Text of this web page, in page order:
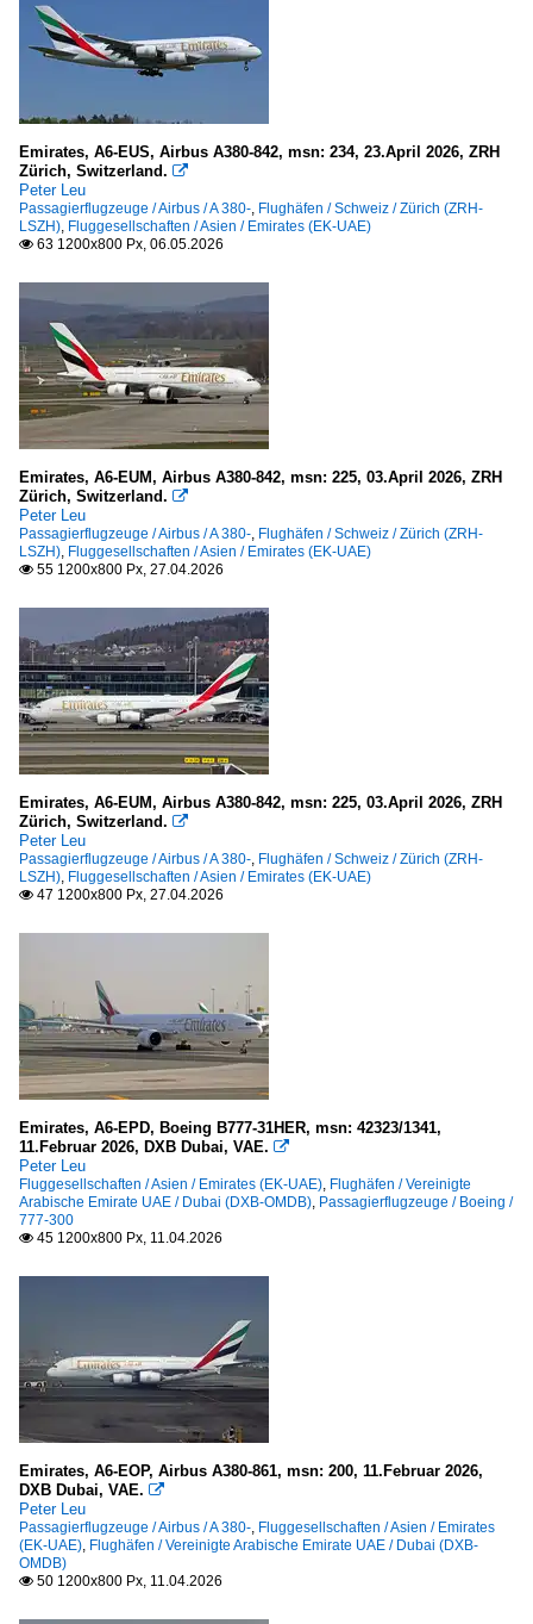
Schweiz
Basel-Mülhausen (BSL-LSZM / MLH-LFSB )
Geneve (GVA)
Zürich (ZRH-LSZH)
Seychellen
Seychelles Intenational Airport, Mahe (SEZ-FSIA)
Thailand
Vereinigte Arabische Emirate UAE
Flugzeugwerke
Airbus
Hamburg (DE)
Fracht- und Transportflugzeuge
747
777
Deutschland
ILA
Passagierflugzeuge
Airbus
A 310-
A 319-100 CJ
A 320-200
A 340-
A 350-900
A 380-
Boeing
737-800
Emirates, A6-EUS, Airbus A380-842, msn: 234, 23.April 2026, ZRH
Zürich, Switzerland. 
Peter Leu
Passagierflugzeuge / Airbus / A 380-, Flughäfen / Schweiz / Zürich (ZRH-
LSZH), Fluggesellschaften / Asien / Emirates (EK-UAE)
 63 1200x800 Px, 06.05.2026
Emirates, A6-EUM, Airbus A380-842, msn: 225, 03.April 2026, ZRH
Zürich, Switzerland. 
Peter Leu
Passagierflugzeuge / Airbus / A 380-, Flughäfen / Schweiz / Zürich (ZRH-
LSZH), Fluggesellschaften / Asien / Emirates (EK-UAE)
 55 1200x800 Px, 27.04.2026
Emirates, A6-EUM, Airbus A380-842, msn: 225, 03.April 2026, ZRH
Zürich, Switzerland. 
Peter Leu
Passagierflugzeuge / Airbus / A 380-, Flughäfen / Schweiz / Zürich (ZRH-
LSZH), Fluggesellschaften / Asien / Emirates (EK-UAE)
 47 1200x800 Px, 27.04.2026
Emirates, A6-EPD, Boeing B777-31HER, msn: 42323/1341,
11.Februar 2026, DXB Dubai, VAE. 
Peter Leu
Fluggesellschaften / Asien / Emirates (EK-UAE), Flughäfen / Vereinigte
Arabische Emirate UAE / Dubai (DXB-OMDB), Passagierflugzeuge / Boeing /
777-300
 45 1200x800 Px, 11.04.2026
Emirates, A6-EOP, Airbus A380-861, msn: 200, 11.Februar 2026,
DXB Dubai, VAE. 
Peter Leu
Passagierflugzeuge / Airbus / A 380-, Fluggesellschaften / Asien / Emirates
(EK-UAE), Flughäfen / Vereinigte Arabische Emirate UAE / Dubai (DXB-
OMDB)
 50 1200x800 Px, 11.04.2026